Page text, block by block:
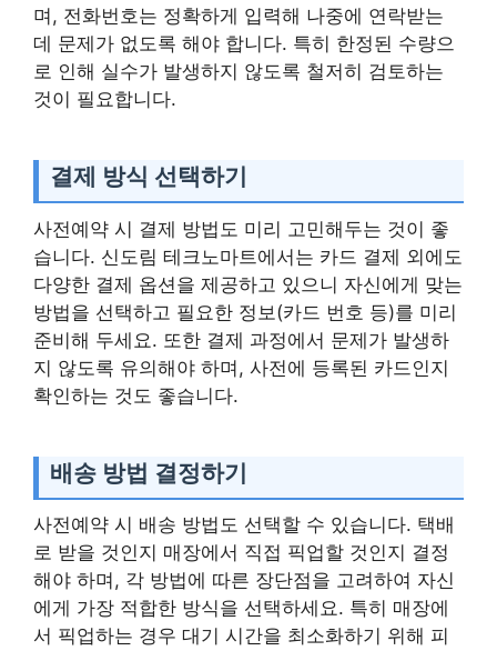
며, 전화번호는 정확하게 입력해 나중에 연락받는
데 문제가 없도록 해야 합니다. 특히 한정된 수량으
로 인해 실수가 발생하지 않도록 철저히 검토하는
것이 필요합니다.
결제 방식 선택하기
사전예약 시 결제 방법도 미리 고민해두는 것이 좋
습니다. 신도림 테크노마트에서는 카드 결제 외에도
다양한 결제 옵션을 제공하고 있으니 자신에게 맞는
방법을 선택하고 필요한 정보(카드 번호 등)를 미리
준비해 두세요. 또한 결제 과정에서 문제가 발생하
지 않도록 유의해야 하며, 사전에 등록된 카드인지
확인하는 것도 좋습니다.
배송 방법 결정하기
사전예약 시 배송 방법도 선택할 수 있습니다. 택배
로 받을 것인지 매장에서 직접 픽업할 것인지 결정
해야 하며, 각 방법에 따른 장단점을 고려하여 자신
에게 가장 적합한 방식을 선택하세요. 특히 매장에
서 픽업하는 경우 대기 시간을 최소화하기 위해 피